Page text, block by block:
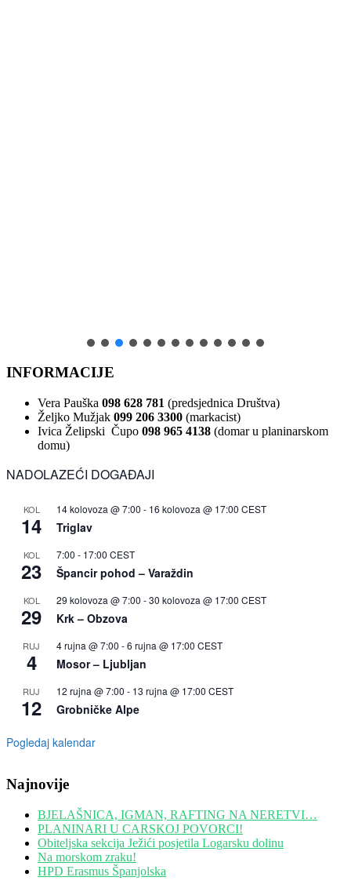
INFORMACIJE
Vera Pauška 098 628 781 (predsjednica Društva)
Željko Mužjak 099 206 3300 (markacist)
Ivica Želipski Čupo 098 965 4138 (domar u planinarskom
domu)
NADOLAZEĆI DOGAĐAJI
KOL
14
14 kolovoza @ 7:00 - 16 kolovoza @ 17:00 CEST
Triglav
KOL
23
7:00 - 17:00 CEST
Špancir pohod – Varaždin
KOL
29
29 kolovoza @ 7:00 -30 kolovoza @ 17:00 CEST
Krk – Obzova
RUJ
4
4 rujna @ 7:00 -6 rujna @ 17:00 CEST
Mosor – Ljubljan
RUJ
12
12 rujna @ 7:00 - 13 rujna @ 17:00 CEST
Grobničke Alpe
Pogledaj kalendar
Najnovije
BJELAŠNICA, IGMAN, RAFTING NA NERETVI…
PLANINARI U CARSKOJ POVORCI!
Obiteljska sekcija Ježići posjetila Logarsku dolinu
Na morskom zraku!
HPD Erasmus Španjolska